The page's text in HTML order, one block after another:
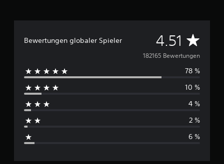
Bewertungen globaler Spieler 4.51 D
u
r
c
h
s
182165 Bewertungen
78 %
10 %
4 %
2 %
6 %